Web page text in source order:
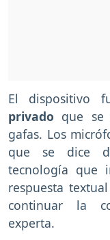
El dispositivo
privado que se
gafas. Los
que se dice
tecnología que
respuesta
continuar la
experta.